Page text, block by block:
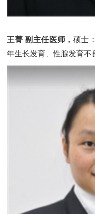
王菁 副主任医师， 硕士
年生长发育、性腺发育不